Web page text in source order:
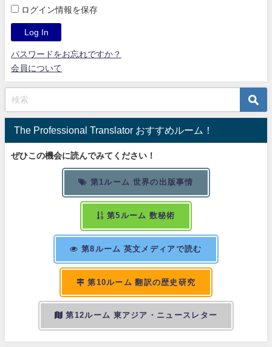
ログイン情報を保存
パスワードをお忘れですか？
会員について
The Professional Translator おすすめルーム！
ぜひこの機会に読んでみてください！
第1ルーム 世界の出版事情
第5ルーム 数秘術
第8ルーム 英文メディアで読む
第10ルーム 翻訳の歴史研究
第12ルーム 東アジア・ニュースレター